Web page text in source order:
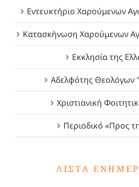
Εντευκτήριο Χαρούμενων
Κατασκήνωση Χαρούμενων
Εκκλησία της
Αδελφότης
Χριστιανική
Περιοδικό «Προς
ΛΊΣΤΑ